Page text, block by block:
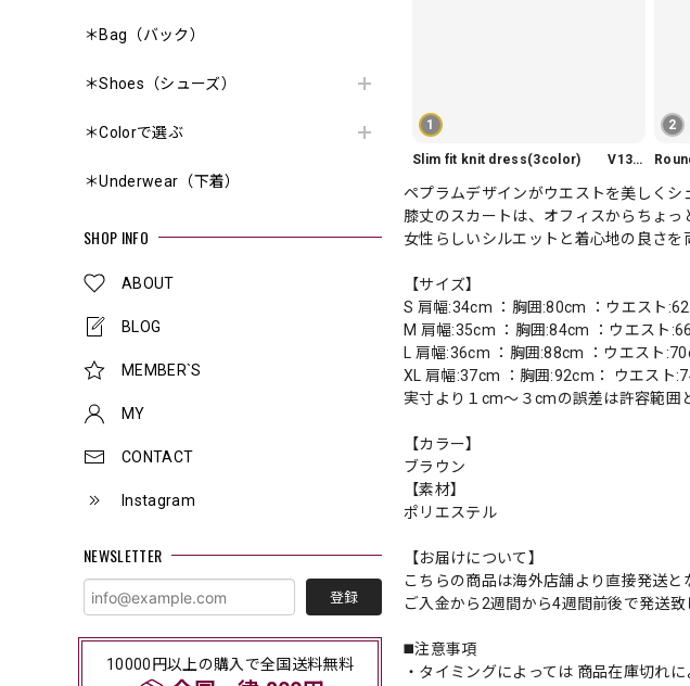
＊Bag（バック）
＊Shoes（シューズ）
＊Colorで選ぶ
＊Underwear（下着）
SHOP INFO
ABOUT
BLOG
MEMBER`S
MY
CONTACT
Instagram
NEWSLETTER
登録
10000円以上の購入で全国送料無料
1
Slim fit knit dress(3color) V1330
2
ペプラムデザインがウエストを美しくシ
膝丈のスカートは、オフィスからちょっ
女性らしいシルエットと着心地の良さを
【サイズ】
S 肩幅:34cm ：胸囲:80cm ：ウエスト
M 肩幅:35cm ：胸囲:84cm ：ウエスト
L 肩幅:36cm ：胸囲:88cm ：ウエスト
XL 肩幅:37cm ：胸囲:92cm： ウエスト
実寸より１cm〜３cmの誤差は許容範囲
【カラー】
ブラウン
【素材】
ポリエステル
【お届けについて】
こちらの商品は海外店舗より直接発送と
ご入金から2週間から4週間前後で発送致
◼️注意事項
・タイミングによっては 商品在庫切れに